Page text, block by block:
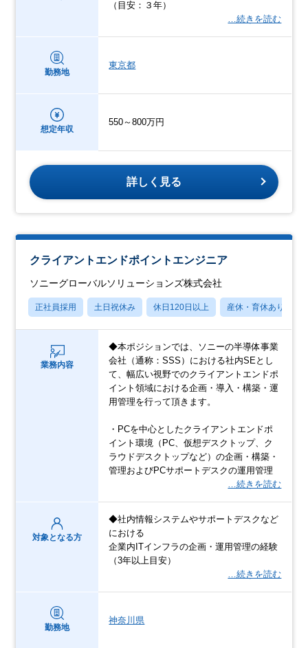
（目安：３年）
…続きを読む
勤務地
東京都
想定年収
550～800万円
詳しく見る
クライアントエンドポイントエンジニア
ソニーグローバルソリューションズ株式会社
正社員採用 土日祝休み 休日120日以上 産休・育休あり
業務内容
◆本ポジションでは、ソニーの半導体事業
会社（通称：SSS）における社内SEとし
て、幅広い視野でのクライアントエンドポ
イント領域における企画・導入・構築・運
用管理を行って頂きます。
・PCを中心としたクライアントエンドポ
イント環境（PC、仮想デスクトップ、ク
ラウドデスクトップなど）の企画・構築・
管理およびPCサポートデスクの運用管理
…続きを読む
対象となる方
◆社内情報システムやサポートデスクなど
における
企業内ITインフラの企画・運用管理の経験
（3年以上目安）
…続きを読む
勤務地
神奈川県